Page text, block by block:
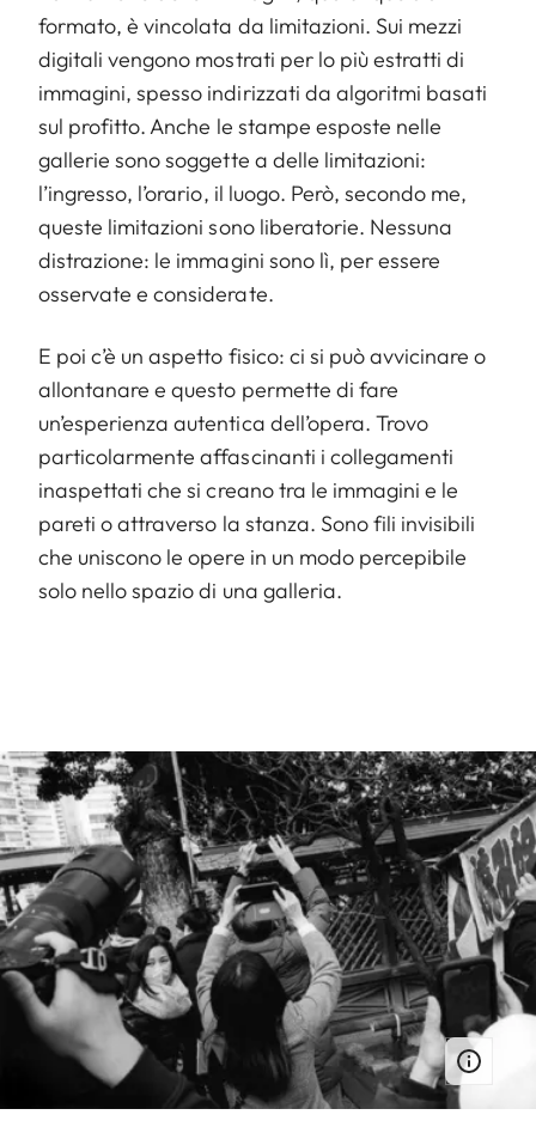
formato, è vincolata da limitazioni. Sui mezzi
digitali vengono mostrati per lo più estratti di
immagini, spesso indirizzati da algoritmi basati
sul profitto. Anche le stampe esposte nelle
gallerie sono soggette a delle limitazioni:
l’ingresso, l’orario, il luogo. Però, secondo me,
queste limitazioni sono liberatorie. Nessuna
distrazione: le immagini sono lì, per essere
osservate e considerate.
E poi c’è un aspetto fisico: ci si può avvicinare o
allontanare e questo permette di fare
un’esperienza autentica dell’opera. Trovo
particolarmente affascinanti i collegamenti
inaspettati che si creano tra le immagini e le
pareti o attraverso la stanza. Sono fili invisibili
che uniscono le opere in un modo percepibile
solo nello spazio di una galleria.